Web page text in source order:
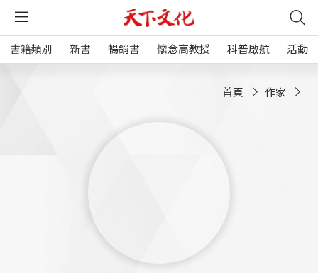
書籍類別 新書 暢銷書 懷念高教授 科普啟航 活動
首頁 作家